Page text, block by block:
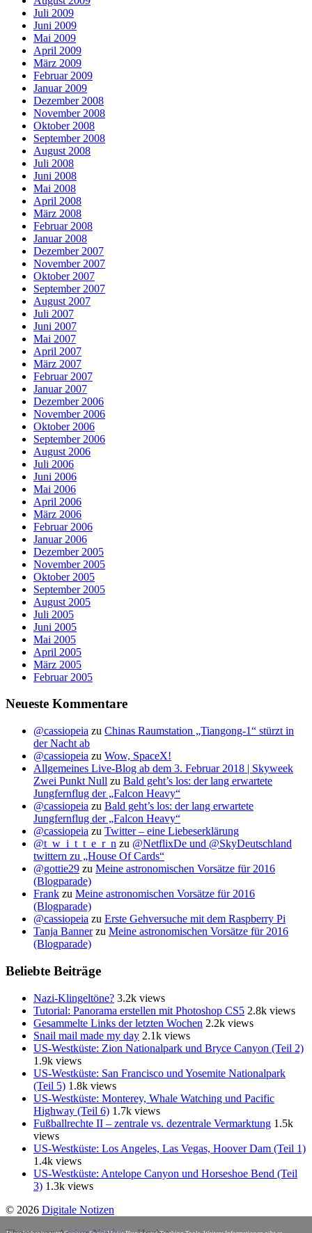
Juli 2009
Juni 2009
Mai 2009
April 2009
März 2009
Februar 2009
Januar 2009
Dezember 2008
November 2008
Oktober 2008
September 2008
August 2008
Juli 2008
Juni 2008
Mai 2008
April 2008
März 2008
Februar 2008
Januar 2008
Dezember 2007
November 2007
Oktober 2007
September 2007
August 2007
Juli 2007
Juni 2007
Mai 2007
April 2007
März 2007
Februar 2007
Januar 2007
Dezember 2006
November 2006
Oktober 2006
September 2006
August 2006
Juli 2006
Juni 2006
Mai 2006
April 2006
März 2006
Februar 2006
Januar 2006
Dezember 2005
November 2005
Oktober 2005
September 2005
August 2005
Juli 2005
Juni 2005
Mai 2005
April 2005
März 2005
Februar 2005
Neueste Kommentare
@cassiopeia zu Chinas Raumstation „Tiangong-1“ stürzt in
der Nacht ab
@cassiopeia zu Wow, SpaceX!
Allgemeines Live-Blog ab dem 3. Februar 2018 | Skyweek
Zwei Punkt Null zu Bald geht’s los: der lang erwartete
Jungfernflug der „Falcon Heavy“
@cassiopeia zu Bald geht’s los: der lang erwartete
Jungfernflug der „Falcon Heavy“
@cassiopeia zu Twitter – eine Liebeserklärung
@t_w_i_t_t_e_r_n zu @NetflixDe und @SkyDeutschland
twittern zu „House Of Cards“
@gottie29 zu Meine astronomischen Vorsätze für 2016
(Blogparade)
Frank zu Meine astronomischen Vorsätze für 2016
(Blogparade)
@cassiopeia zu Erste Gehversuche mit dem Raspberry Pi
Tanja Bannerzu Meine astronomischen Vorsätze für 2016
(Blogparade)
Beliebte Beiträge
Nazi-Klingeltöne? 3.2k views
Tutorial: Panorama erstellen mit Photoshop CS5 2.8k views
Gesammelte Links der letzten Wochen 2.2k views
Snail mail made my day 2.1k views
US-Westküste: Zion Nationalpark und Bryce Canyon (Teil 2)
1.9k views
US-Westküste: San Francisco und Yosemite Nationalpark
(Teil 5) 1.8k views
US-Westküste: Monterey, Whale Watching und Pacific
Highway (Teil 6) 1.7k views
Fußballrechte II – zentrale vs. dezentrale Vermarktung 1.5k
views
US-Westküste: Los Angeles, Las Vegas, Hoover Dam (Teil 1)
1.4k views
US-Westküste: Antelope Canyon und Horseshoe Bend (Teil
3) 1.3k views
© 2026 Digitale Notizen